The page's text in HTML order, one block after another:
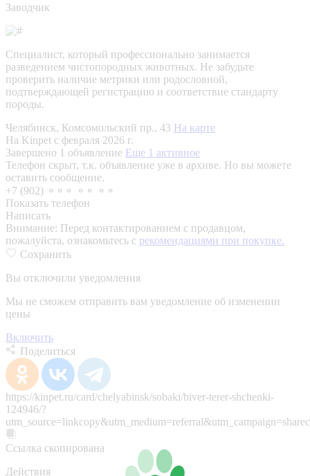
Заводчик
Специалист, который профессионально занимается
разведением чистопородных животных. Не забудьте
проверить наличие метрики или родословной,
подтверждающей регистрацию и соответствие стандарту
породы.
Челябинск, Комсомольский пр., 43 На карте
На Kinpet c февраля 2026 г.
Завершено 1 объявление Еще 1 активное
Телефон скрыт, т.к. объявление уже в архиве. Но вы можете
оставить сообщение.
+7 (902) ⚬⚬⚬ ⚬⚬ ⚬⚬
Показать телефон
Написать
Внимание: Перед контактированием с продавцом,
пожалуйста, ознакомьтесь с рекомендациями при покупке.
Сохранить
Вы отключили уведомления
Мы не сможем отправить вам уведомление об изменении
цены
Включить
Поделиться
https://kinpet.ru/card/chelyabinsk/sobaki/biver-terer-shchenki-
124946/?
Ссылка скопирована
Действия